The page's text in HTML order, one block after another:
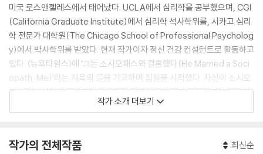
미국 로스앤젤레스에서 태어났다. UCLA에서 심리학을 공부했으며, CGI
(California Graduate Institute)에서 심리학 석사학위를, 시카고 심리
학 전문가 대학원(The Chicago School of Professional Psycholog
y)에서 박사학위를 받았다. 현재 작가이자 정신 건강 컨설턴트로 활동하고
있다. 〈뉴욕타임스〉에 ‘그는 소시오패스와 결혼했다(He Married a Soci
opath: Me)’라는 제목의 글을 기고하며 집필을 시작했다. 자신이 소시오
패스라는 사실을 고백하며 반사회적 인격장애에 대한 고정관념을 완전히
깨부순 이 글은 미 전역에서 큰 충격과 반향을 일으켰다. 정체를 감추고 있
《내 안의 무뢰한과 함께 사는 법》이 출간 즉시 〈뉴욕타임스〉 베스트셀러에
작가 소개 더보기
작가의 전체작품 최신순